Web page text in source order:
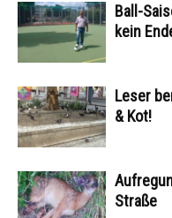
Ball-
kein
Leser
& Kot!
Straße